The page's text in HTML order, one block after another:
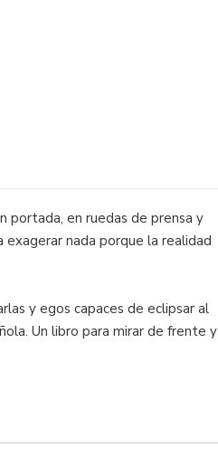
portada, en ruedas de prensa y
nada porque la realidad
y egos capaces de eclipsar al
Un libro para mirar de frente y